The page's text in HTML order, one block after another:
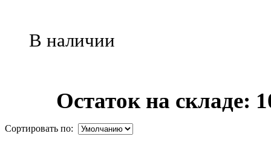
В наличии
Остаток на складе:
Сортировать по: